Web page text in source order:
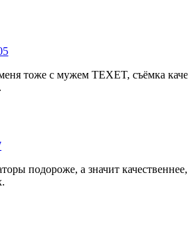
тоже с мужем TEXET, съёмка
подороже, а значит